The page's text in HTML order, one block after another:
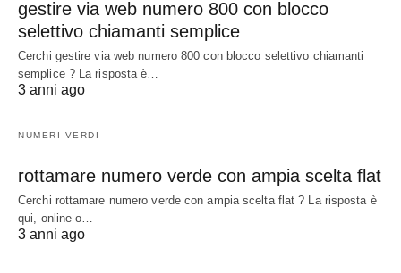
gestire via web numero 800 con blocco
selettivo chiamanti semplice
Cerchi gestire via web numero 800 con blocco selettivo chiamanti
semplice ? La risposta è…
3 anni ago
NUMERI VERDI
rottamare numero verde con ampia scelta flat
Cerchi rottamare numero verde con ampia scelta flat ? La risposta è
qui, online o…
3 anni ago